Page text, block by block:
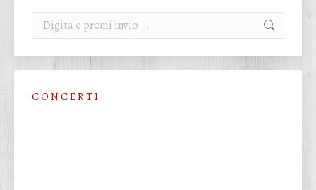
Cerca:
C O N C E R T I